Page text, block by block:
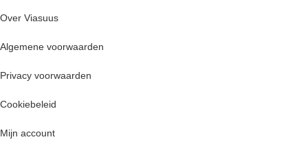
Over Viasuus
Algemene voorwaarden
Privacy voorwaarden
Cookiebeleid
Mijn account